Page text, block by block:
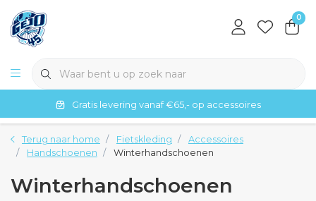
0
Gratis levering vanaf €65,- op accessoires
Terug naar home Fietskleding
Accessoires
Handschoenen
Winterhandschoenen
Winterhandschoenen